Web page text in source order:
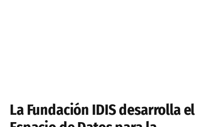
La Fundación IDIS desarrolla el